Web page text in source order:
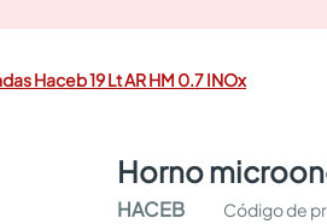
Haceb 19 Lt AR HM 0.7 INOx
horno
HACEB